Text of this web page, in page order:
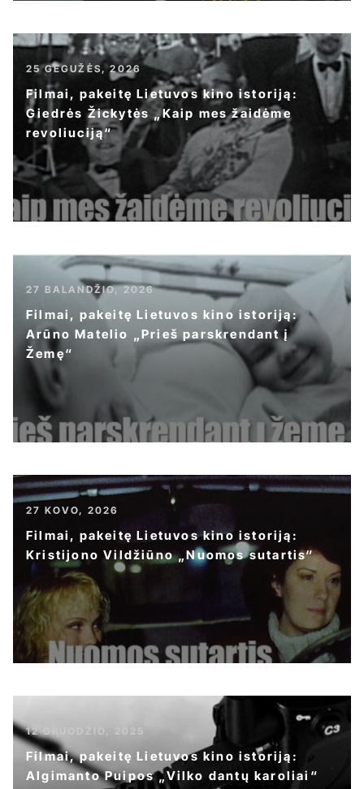
25 GEGUŽĖS, 2026
Filmai, pakeitę Lietuvos kino istoriją:
Giedrės Žickytės „Kaip mes žaidėme
revoliuciją“
27 BALANDŽIO, 2026
Filmai, pakeitę Lietuvos kino istoriją:
Arūno Matelio „Prieš parskrendant į
Žemę“
27 KOVO, 2026
Filmai, pakeitę Lietuvos kino istoriją:
Kristijono Vildžiūno „Nuomos sutartis“
12 GRUODŽIO, 2025
Filmai, pakeitę Lietuvos kino istoriją:
Algimanto Puipos „Vilko dantų karoliai“